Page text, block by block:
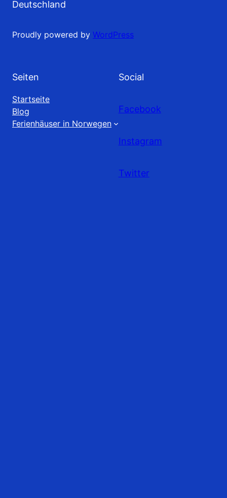
Deutschland
Proudly powered by WordPress
Seiten
Startseite
Blog
Ferienhäuser in Norwegen
Social
Facebook
Instagram
Twitter